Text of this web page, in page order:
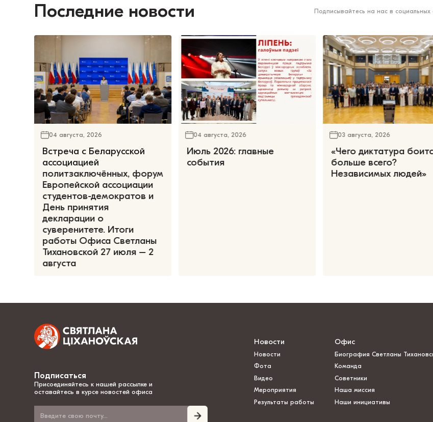
Последние новости Подписывайтесь на нас в
04 августа, 2026
Встреча с Беларусской
ассоциацией
политзаключённых, форум
Европейской ассоциации
студентов-демократов и
День принятия
декларации о
суверенитете. Итоги
работы Офиса Светланы
Тихановской 27 июля – 2
августа
04 августа, 2026
Июль 2026: главные
события
03 августа, 2026
«Чего диктатура
больше всего?
Независимых людей»
Подписаться
Присоединяйтесь к нашей рассылке и
оставайтесь в курсе новостей офиса
Новости
Новости
Фота
Видео
Мероприятия
Результаты работы
Офис
Биография Светланы
Команда
Советники
Наша миссия
Наши инициативы